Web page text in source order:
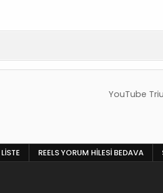
YouTube
LISTE REELS YORUM HILESI BEDAVA